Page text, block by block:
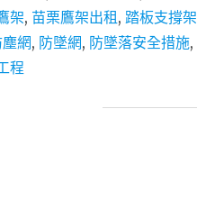
架, 苗栗鷹架出租, 踏板支撐架
塵網, 防墜網, 防墜落安全措施,
程